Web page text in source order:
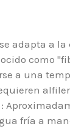
adapta a la
como
a una
fría a